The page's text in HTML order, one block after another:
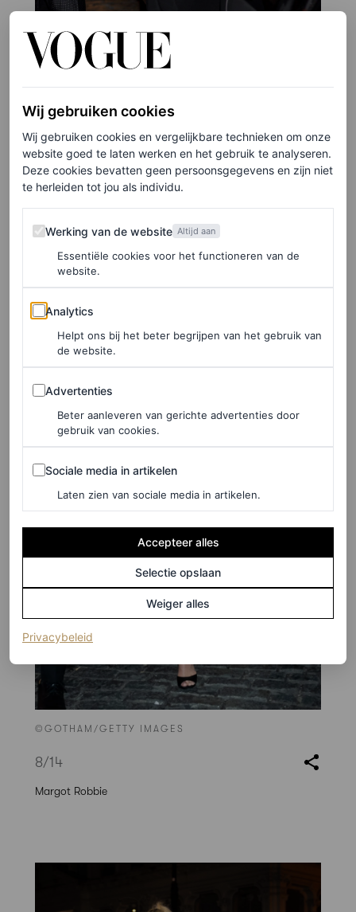
©ANP
7/14
Jennifer Lopez in Ralph Lauren
©GOTHAM/GETTY IMAGES
8/14
Margot Robbie
Wij gebruiken cookies
Wij gebruiken cookies en vergelijkbare technieken om onze
website goed te laten werken en het gebruik te analyseren.
Deze cookies bevatten geen persoonsgegevens en zijn niet
te herleiden tot jou als individu.
Werking van de website
Werking van de website Altijd aan
Essentiële cookies voor het functioneren van de
website.
Analytics
Analytics
Helpt ons bij het beter begrijpen van het gebruik van
de website.
Advertenties
Advertenties
Beter aanleveren van gerichte advertenties door
gebruik van cookies.
Sociale media in artikelen
Sociale media in artikelen
Laten zien van sociale media in artikelen.
Accepteer alles
Selectie opslaan
Weiger alles
Privacybeleid